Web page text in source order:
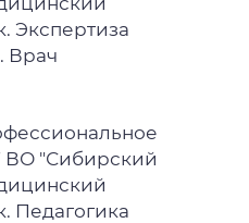
сочетании с
12 лет / Г. Н.
А. И. Хавкин [и др.] //
клиническая
– № 7(215). – С.
Экспертиза
Врач
ВО "Сибирский
Педагогика